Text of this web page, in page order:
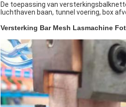
De toepassing van
luchthaven baan, tunnel voering, box
Versterking Bar Mesh Lasmachine